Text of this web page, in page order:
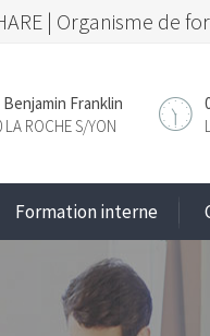
| Organisme de
Benjamin Franklin
LA ROCHE S/YON
Formation interne